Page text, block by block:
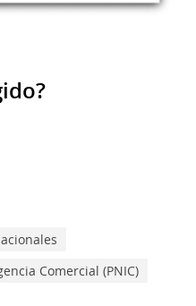
Comercial (PNIC)